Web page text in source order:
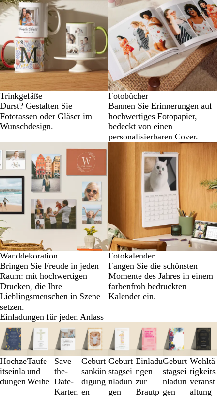
Trinkgefäße
Durst? Gestalten Sie
Fototassen oder Gläser im
Wunschdesign.
Fotobücher
Bannen Sie Erinnerungen auf
hochwertiges Fotopapier,
bedeckt von einen
personalisierbaren Cover.
Wanddekoration
Bringen Sie Freude in jeden
Raum: mit hochwertigen
Drucken, die Ihre
Lieblingsmenschen in Szene
setzen.
Fotokalender
Fangen Sie die schönsten
Momente des Jahres in einem
farbenfroh bedruckten
Kalender ein.
Einladungen für jeden Anlass
Hochze
itseinla
dungen
Taufe
und
Weihe
Save-
the-
Date-
Karten
Geburt
sankün
digung
en
Geburt
stagsei
nladun
gen
Einladu
ngen
zur
Brautp
Geburt
stagsei
nladun
gen
Wohltä
tigkeits
veranst
altung
Galeriebilder
1
bis
3
von
8